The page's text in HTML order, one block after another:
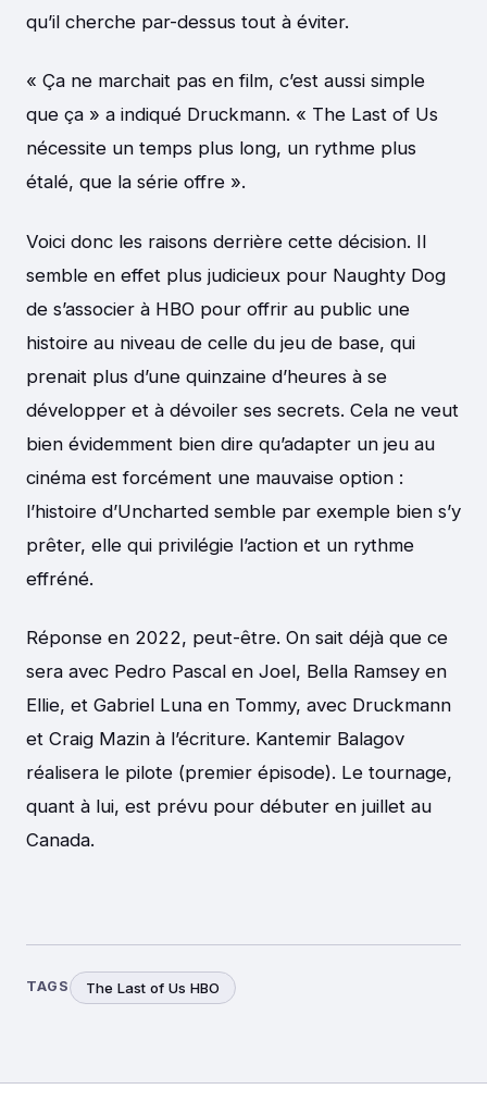
qu’il cherche par-dessus tout à éviter.
« Ça ne marchait pas en film, c’est aussi simple
que ça » a indiqué Druckmann. « The Last of Us
nécessite un temps plus long, un rythme plus
étalé, que la série offre ».
Voici donc les raisons derrière cette décision. Il
semble en effet plus judicieux pour Naughty Dog
de s’associer à HBO pour offrir au public une
histoire au niveau de celle du jeu de base, qui
prenait plus d’une quinzaine d’heures à se
développer et à dévoiler ses secrets. Cela ne veut
bien évidemment bien dire qu’adapter un jeu au
cinéma est forcément une mauvaise option :
l’histoire d’Uncharted semble par exemple bien s’y
prêter, elle qui privilégie l’action et un rythme
effréné.
Réponse en 2022, peut-être. On sait déjà que ce
sera avec Pedro Pascal en Joel, Bella Ramsey en
Ellie, et Gabriel Luna en Tommy, avec Druckmann
et Craig Mazin à l’écriture. Kantemir Balagov
réalisera le pilote (premier épisode). Le tournage,
quant à lui, est prévu pour débuter en juillet au
Canada.
TAGS The Last of Us HBO